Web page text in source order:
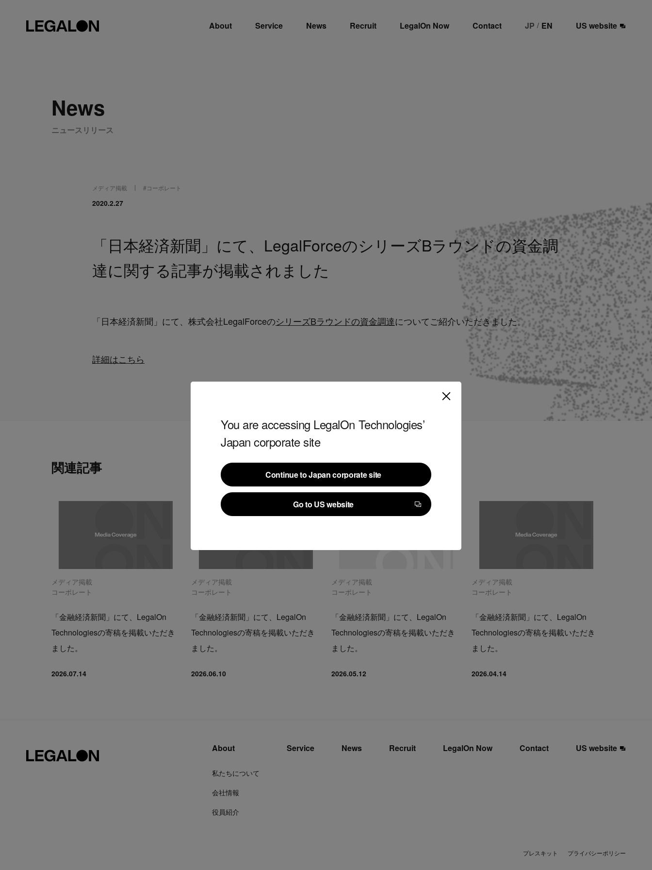
About Service News Recruit LegalOn Now Contact JP / EN US website
You are accessing LegalOn Technologies’
Japan corporate site
Continue to Japan corporate site
Continue to Japan corporate site
Go to US website
Go to US website
News
ニュースリリース
メディア掲載 #コーポレート
2020.2.27
「日本経済新聞」にて、LegalForceのシリーズBラウンドの資金調
達に関する記事が掲載されました
「日本経済新聞」にて、株式会社LegalForceのシリーズBラウンドの資金調達についてご紹介いただきました。
詳細はこちら
関連記事
メディア掲載
コーポレート
「金融経済新聞」にて、LegalOn
Technologiesの寄稿を掲載いただき
ました。
2026.07.14
メディア掲載
コーポレート
「金融経済新聞」にて、LegalOn
Technologiesの寄稿を掲載いただき
ました。
2026.06.10
メディア掲載
コーポレート
「金融経済新聞」にて、LegalOn
Technologiesの寄稿を掲載いただき
ました。
2026.05.12
メディア掲載
コーポレート
「金融経済新聞」にて、LegalOn
Technologiesの寄稿を掲載いただき
ました。
2026.04.14
About
私たちについて
会社情報
役員紹介
Service News Recruit LegalOn Now Contact US website
プレスキット プライバシーポリシー